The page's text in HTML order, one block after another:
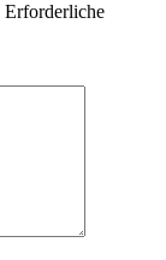
Erforderliche